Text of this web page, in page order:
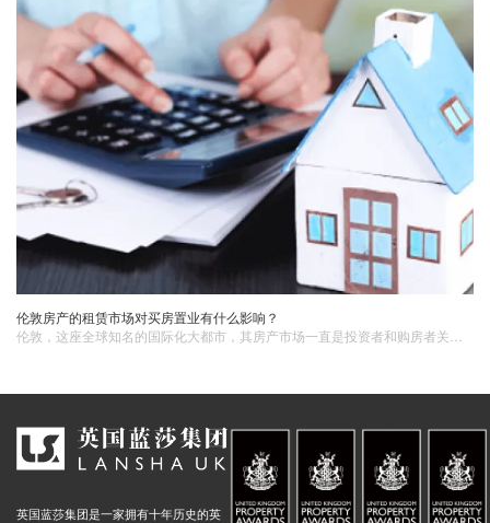
伦敦房产的租赁市场对买房置业有什么影响？
英国蓝莎集团是一家拥有十年历史的英